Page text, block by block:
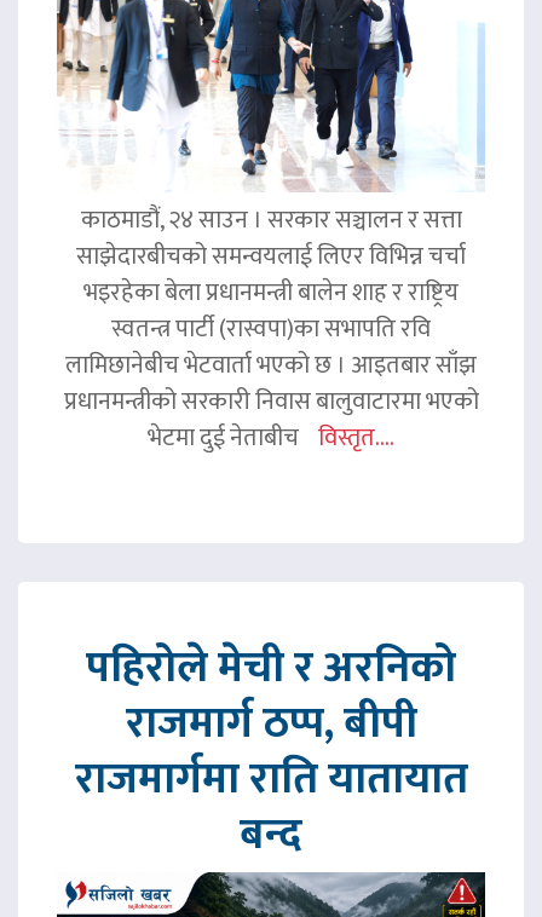
काठमाडौं, २४ साउन । सरकार सञ्चालन र सत्ता
साझेदारबीचको समन्वयलाई लिएर विभिन्न चर्चा
भइरहेका बेला प्रधानमन्त्री बालेन शाह र राष्ट्रिय
स्वतन्त्र पार्टी (रास्वपा)का सभापति रवि
लामिछानेबीच भेटवार्ता भएको छ । आइतबार साँझ
प्रधानमन्त्रीको सरकारी निवास बालुवाटारमा भएको
भेटमा दुई नेताबीच विस्तृत....
पहिरोले मेची र अरनिको
राजमार्ग ठप्प, बीपी
राजमार्गमा राति यातायात
बन्द